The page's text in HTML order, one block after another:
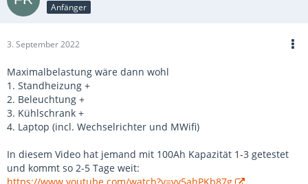
Anfänger
3. September 2022
Maximalbelastung wäre dann wohl
1. Standheizung +
2. Beleuchtung +
3. Kühlschrank +
4. Laptop (incl. Wechselrichter und MWifi)
In diesem Video hat jemand mit 100Ah Kapazität 1-3 getestet
und kommt so 2-5 Tage weit: